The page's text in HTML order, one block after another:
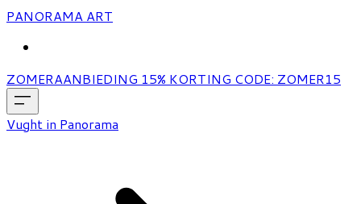
PANORAMA ART
ZOMERAANBIEDING 15% KORTING CODE: ZOMER15
Vught in Panorama